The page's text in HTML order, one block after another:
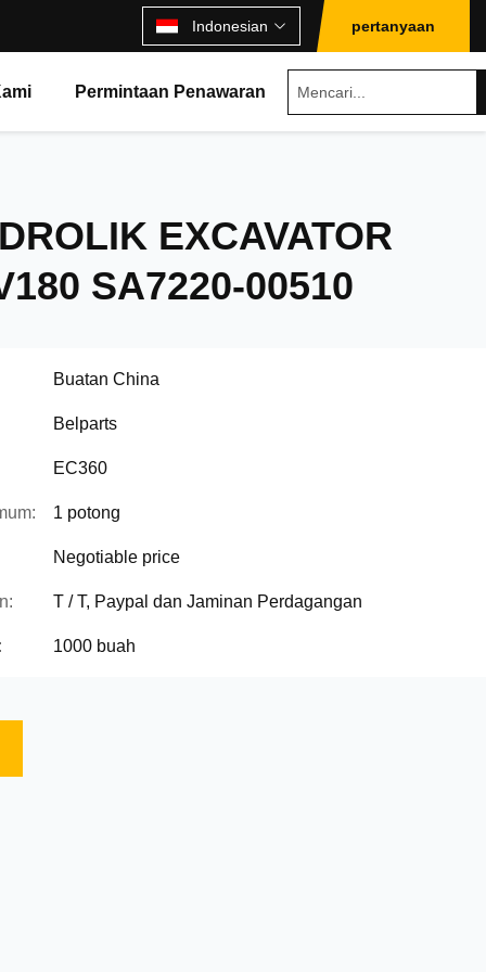
Indonesian pertanyaan
Permintaan Penawaran
EXCAVATOR
SA7220-00510
Buatan China
Belparts
EC360
1 potong
Negotiable price
T / T, Paypal dan Jaminan Perdagangan
1000 buah